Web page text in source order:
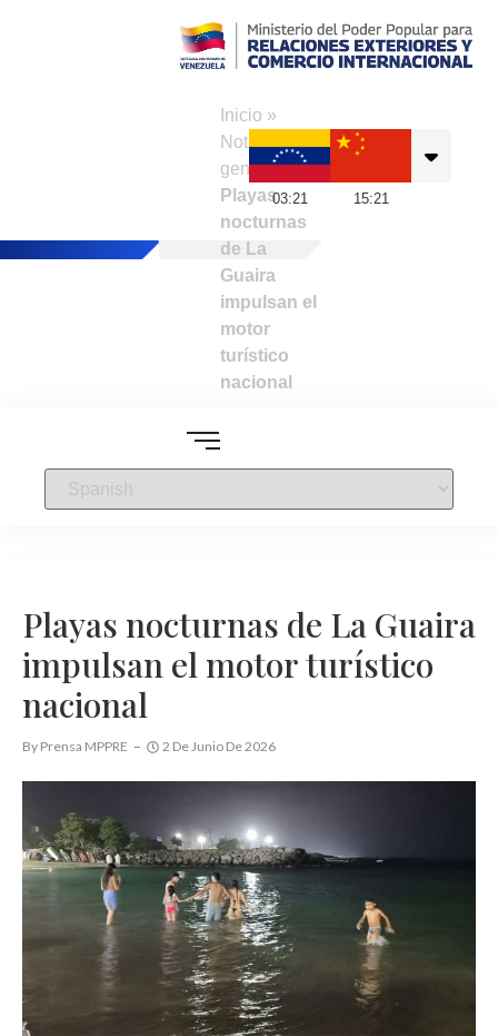
Inicio »
Noticias
generales»
Playas
nocturnas
de La
Guaira
impulsan el
motor
turístico
nacional
03:21 15:21
Playas nocturnas de La Guaira
impulsan el motor turístico
nacional
By Prensa MPPRE 2 De Junio De 2026